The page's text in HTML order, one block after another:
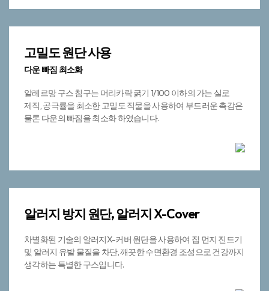
고밀도 원단 사용
다운 빠짐 최소화
알레르망 구스 침구는 머리카락 굵기 1/100 이하의 가는 실로
제직, 공극률을 최소한 고밀도 직물을 사용하여 부드러운 촉감은
물론 다운의 빠짐을 최소화 하였습니다.
알러지 방지 원단,알러지 X-Cover
차별화된 기술의 알러지X-커버 원단을 사용하여 집 먼지 진드기
및 알러지 유발 물질을 차단, 깨끗한 수면환경 조성으로 건강까지
생각하는 특별한 구스입니다.